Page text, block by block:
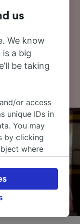
til
rutetabeller med
å bestille
til å bestille,
oss.
us
We know
a big
be taking
or access
unique IDs in
You may
by clicking
where
will be
not affect
be used for